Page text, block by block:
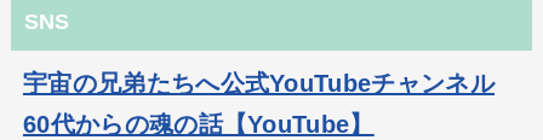
SNS
宇宙の兄弟たちへ公式YouTubeチャンネル
60代からの魂の話【YouTube】